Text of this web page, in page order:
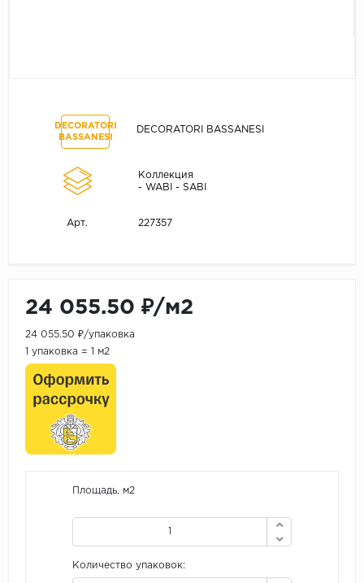
DECORATORI
BASSANESI
DECORATORI BASSANESI
Коллекция
- WABI - SABI
Арт. 227357
24 055.50 ₽/м2
24 055.50 ₽/упаковка
1 упаковка = 1 м2
Площадь, м2
Количество упаковок: